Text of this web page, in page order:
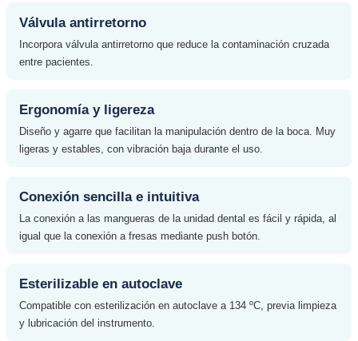
Válvula antirretorno
Incorpora válvula antirretorno que reduce la contaminación cruzada
entre pacientes.
Ergonomía y ligereza
Diseño y agarre que facilitan la manipulación dentro de la boca. Muy
ligeras y estables, con vibración baja durante el uso.
Conexión sencilla e intuitiva
La conexión a las mangueras de la unidad dental es fácil y rápida, al
igual que la conexión a fresas mediante push botón.
Esterilizable en autoclave
Compatible con esterilización en autoclave a 134 ºC, previa limpieza
y lubricación del instrumento.